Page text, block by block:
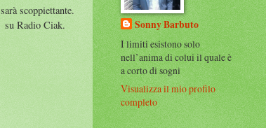
scoppiettante.
su Radio Ciak.
Sonny Barbuto
I limiti esistono solo
nell’anima di colui il quale è
a corto di sogni
Visualizza il mio profilo
completo